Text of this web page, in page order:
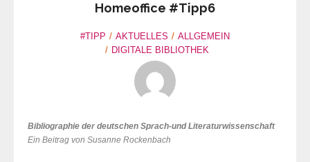
Homeoffice #Tipp6
#TIPP AKTUELLES
ALLGEMEIN
DIGITALE BIBLIOTHEK
Bibliographie der deutschen Sprach-und Literaturwissenschaft
Ein Beitrag von Susanne Rockenbach